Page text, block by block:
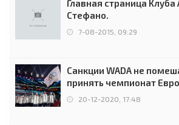
Главная страница
Стефано.
7-08-2015, 09:29
Санкции WADA не
принять чемпионат
чемпионов.
20-12-2020, 17:48